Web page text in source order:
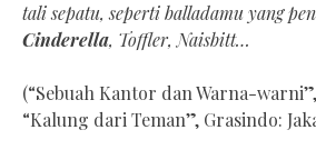
tali sepatu, seperti balladamu yang
Cinderella, Toffler, Naisbitt…
(“Sebuah Kantor dan Warna-
“Kalung dari Teman”, Grasindo: